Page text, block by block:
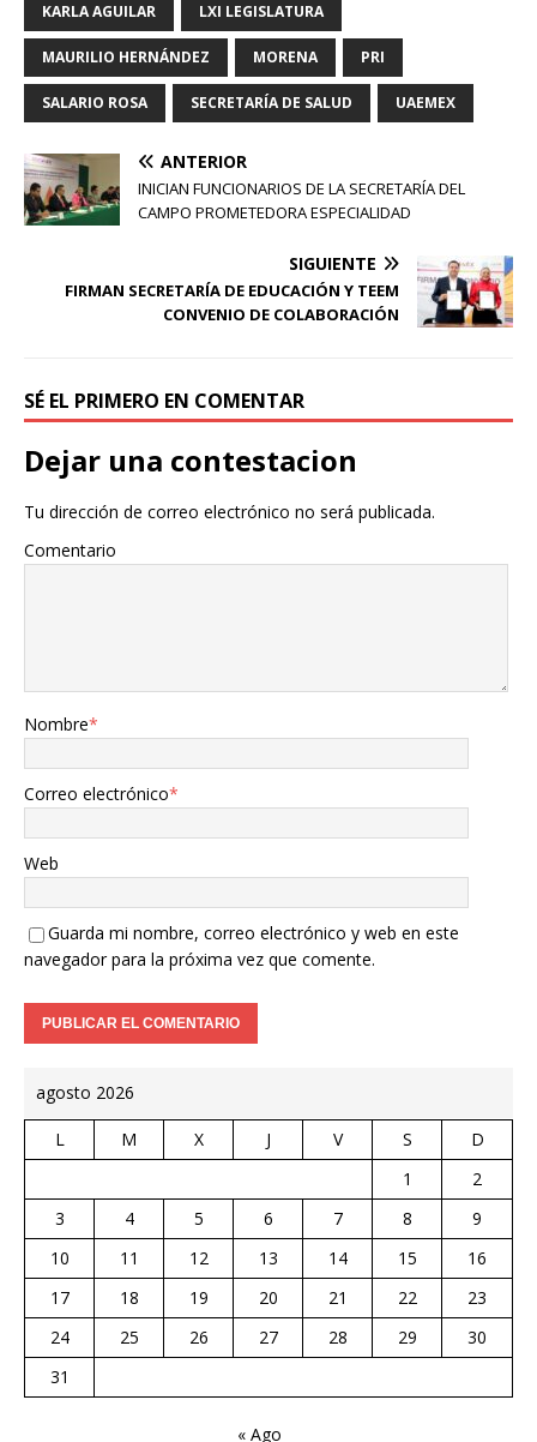
KARLA AGUILAR LXI LEGISLATURA
MAURILIO HERNÁNDEZ MORENA PRI
SALARIO ROSA SECRETARÍA DE SALUD UAEMEX
ANTERIOR
INICIAN FUNCIONARIOS DE LA SECRETARÍA DEL
CAMPO PROMETEDORA ESPECIALIDAD
SIGUIENTE
FIRMAN SECRETARÍA DE EDUCACIÓN Y TEEM
CONVENIO DE COLABORACIÓN
SÉ EL PRIMERO EN COMENTAR
Dejar una contestacion
Tu dirección de correo electrónico no será publicada.
Comentario
Nombre*
Correo electrónico*
Web
Guarda mi nombre, correo electrónico y web en este
navegador para la próxima vez que comente.
agosto 2026
L M X J V S
D
1
2
3
4 5 6 7 8
9
10
11 12 13 14 15
16
17
18 19 20 21 22
23
24
25 26 27 28 29
30
31
« Ago